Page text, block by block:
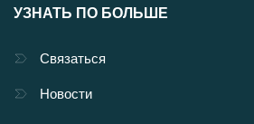
УЗНАТЬ ПО БОЛЬШЕ
Связаться
Новости